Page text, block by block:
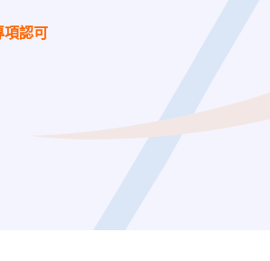
靜電防護專案支援
不僅提供校正，還能協助診斷
現場靜電問題、設計防護流
認可